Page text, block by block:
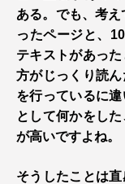
ある。でも、考
ったページと、
テキストがあっ
方がじっくり読
を行っているに
として何かをし
が高いですよね。
そうしたことは